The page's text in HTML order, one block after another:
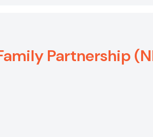
Partnership